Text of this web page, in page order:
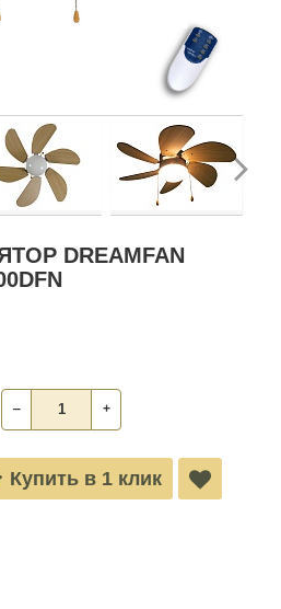
DREAMFAN
‒ +
Купить в 1 клик